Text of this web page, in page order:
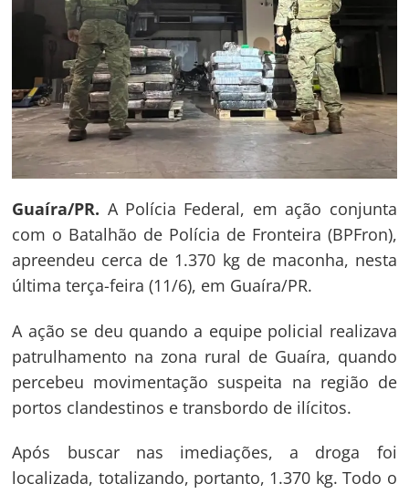
Guaíra/PR. A Polícia Federal, em ação conjunta
com o Batalhão de Polícia de Fronteira (BPFron),
apreendeu cerca de 1.370 kg de maconha, nesta
última terça-feira (11/6), em Guaíra/PR.
A ação se deu quando a equipe policial realizava
patrulhamento na zona rural de Guaíra, quando
percebeu movimentação suspeita na região de
portos clandestinos e transbordo de ilícitos.
Após buscar nas imediações, a droga foi
localizada, totalizando, portanto, 1.370 kg. Todo o